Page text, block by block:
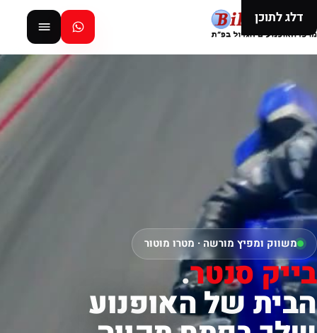
דלג לתוכן
משווק ומפיץ מורשה · מטרו מוטור
בייק סנטר.
הבית של האופנוע